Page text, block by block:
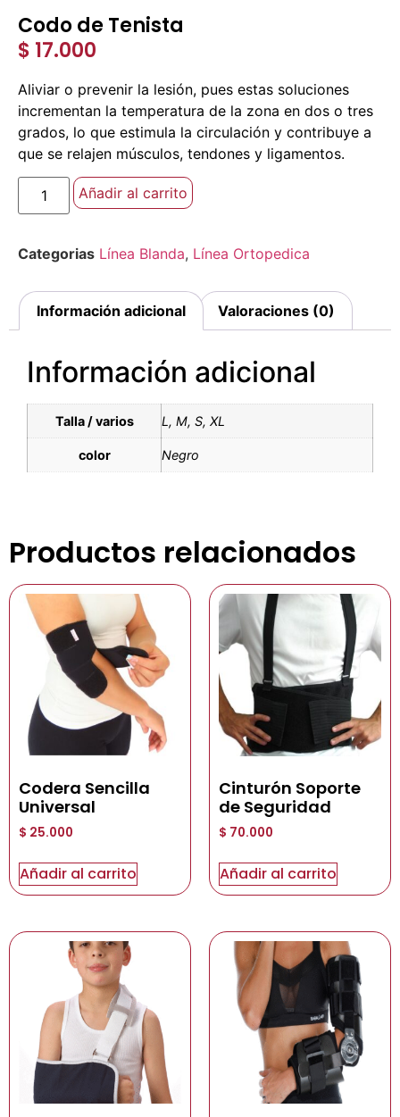
Codo de Tenista
$ 17.000
Aliviar o prevenir la lesión, pues estas soluciones
incrementan la temperatura de la zona en dos o tres
grados, lo que estimula la circulación y contribuye a
que se relajen músculos, tendones y ligamentos.
Añadir al carrito
Categorias Línea Blanda, Línea Ortopedica
Información adicional Valoraciones (0)
Información adicional
Talla / varios L, M, S, XL
color Negro
Productos relacionados
Codera Sencilla
Universal
$ 25.000
Añadir al carrito
Cinturón Soporte
de Seguridad
$ 70.000
Añadir al carrito